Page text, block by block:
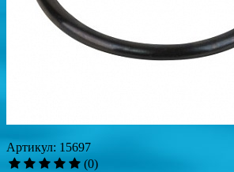
Артикул: 15697
(0)